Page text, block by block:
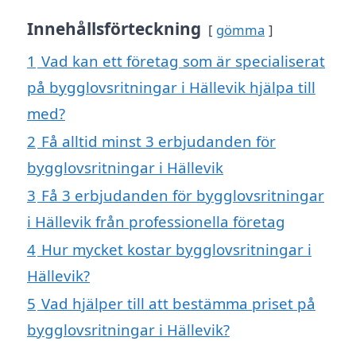
Innehållsförteckning gömma
1 Vad kan ett företag som är specialiserat
på bygglovsritningar i Hällevik hjälpa till
med?
2 Få alltid minst 3 erbjudanden för
bygglovsritningar i Hällevik
3 Få 3 erbjudanden för bygglovsritningar
i Hällevik från professionella företag
4 Hur mycket kostar bygglovsritningar i
Hällevik?
5 Vad hjälper till att bestämma priset på
bygglovsritningar i Hällevik?